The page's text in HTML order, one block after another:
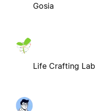
Gosia
Life Crafting Lab